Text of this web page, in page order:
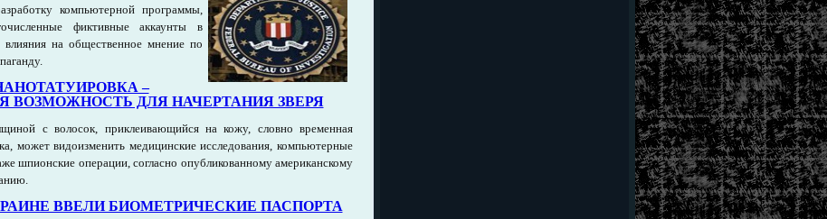
компьютерной программы,
фиктивные аккаунты в
на общественное мнение по
–
ВОЗМОЖНОСТЬ ДЛЯ НАЧЕРТАНИЯ ЗВЕРЯ
с волосок, приклеивающийся на кожу, словно временная
может видоизменить медицинские исследования, компьютерные
шпионские операции, согласно опубликованному американскому
ВВЕЛИ БИОМЕТРИЧЕСКИЕ ПАСПОРТА